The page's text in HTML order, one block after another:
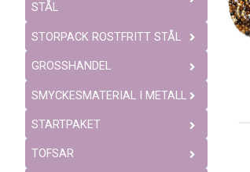
STÅL
STORPACK ROSTFRITT STÅL
GROSSHANDEL
SMYCKESMATERIAL I METALL
STARTPAKET
TOFSAR